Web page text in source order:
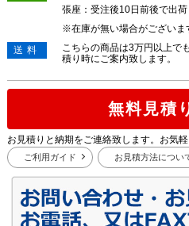
張座：受注後10日前後で出荷
※在庫が無い場合がございま
送料
こちらの商品は3万円以上で
積り時にご案内致します。
無料見積
お見積りと納期をご連絡致します。お気軽
ご利用ガイド お見積方法につい